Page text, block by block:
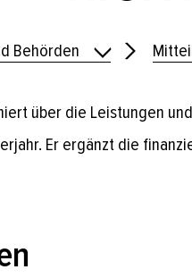
Behörden
über die Leistungen
Er ergänzt die